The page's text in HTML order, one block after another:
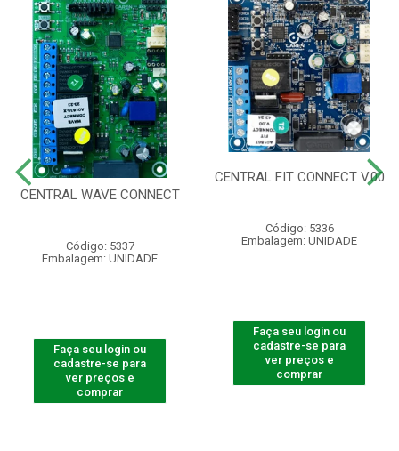
CENTRAL WAVE CONNECT
Código: 5337
Embalagem: UNIDADE
Faça seu login ou
cadastre-se para
ver preços e
comprar
CENTRAL FIT CONNECT V.00
Código: 5336
Embalagem: UNIDADE
Faça seu login ou
cadastre-se para
ver preços e
comprar